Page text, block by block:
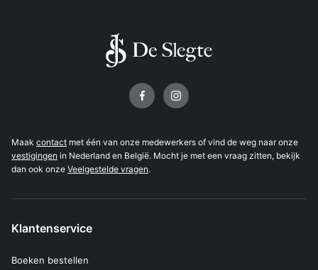
Maak contact met één van onze medewerkers of vind de weg naar onze
vestigingen in Nederland en België. Mocht je met een vraag zitten, bekijk
dan ook onze Veelgestelde vragen.
Klantenservice
Boeken bestellen